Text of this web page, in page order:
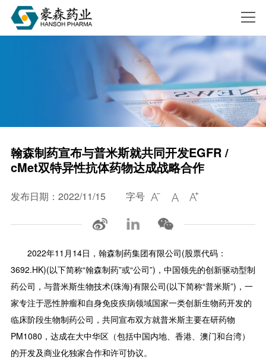
翰森制药宣布与普米斯就共同开发EGFR /
cMet双特异性抗体药物达成战略合作
发布日期：2022/11/15 字号   
2022年11月14日，翰森制药集团有限公司(股票代码：
3692.HK)(以下简称“翰森制药”或“公司”)，中国领先的创新驱动型制
药公司，与普米斯生物技术(珠海)有限公司(以下简称“普米斯”)，一
家专注于恶性肿瘤和自身免疫疾病领域国家一类创新生物药开发的
临床阶段生物制药公司，共同宣布双方就普米斯主要在研药物
PM1080，达成在大中华区（包括中国内地、香港、澳门和台湾）
的开发及商业化独家合作和许可协议。